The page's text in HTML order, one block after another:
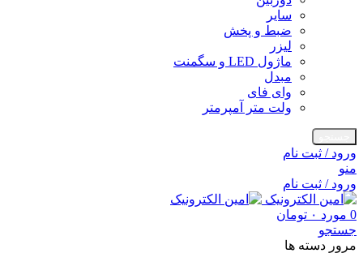
سایر
ضبط و پخش
لیزر
ماژول LED و سگمنت
مبدل
وای فای
ولت متر آمپرمتر
ورود / ثبت نام
منو
ورود / ثبت نام
0 مورد ۰ تومان
جستجو
مرور دسته ها